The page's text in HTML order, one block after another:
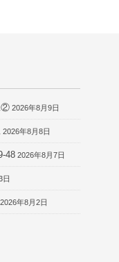
② 2026年8月9日
2026年8月8日
48 2026年8月7日
日
2026年8月2日